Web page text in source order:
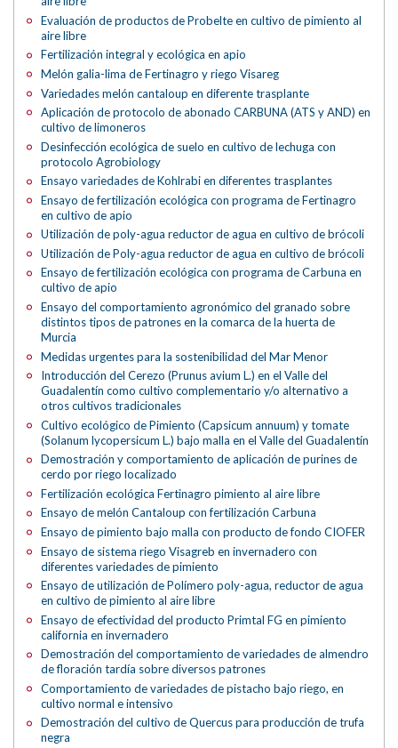
Evaluación de productos de Probelte en cultivo de pimiento al
aire libre
Fertilización integral y ecológica en apio
Melón galia-lima de Fertinagro y riego Visareg
Variedades melón cantaloup en diferente trasplante
Aplicación de protocolo de abonado CARBUNA (ATS y AND) en
cultivo de limoneros
Desinfección ecológica de suelo en cultivo de lechuga con
protocolo Agrobiology
Ensayo variedades de Kohlrabi en diferentes trasplantes
Ensayo de fertilización ecológica con programa de Fertinagro
en cultivo de apio
Utilización de poly-agua reductor de agua en cultivo de brócoli
Utilización de Poly-agua reductor de agua en cultivo de brócoli
Ensayo de fertilización ecológica con programa de Carbuna en
cultivo de apio
Ensayo del comportamiento agronómico del granado sobre
distintos tipos de patrones en la comarca de la huerta de
Murcia
Medidas urgentes para la sostenibilidad del Mar Menor
Introducción del Cerezo (Prunus avium L.) en el Valle del
Guadalentín como cultivo complementario y/o alternativo a
otros cultivos tradicionales
Cultivo ecológico de Pimiento (Capsicum annuum) y tomate
(Solanum lycopersicum L.) bajo malla en el Valle del Guadalentín
Demostración y comportamiento de aplicación de purines de
cerdo por riego localizado
Fertilización ecológica Fertinagro pimiento al aire libre
Ensayo de melón Cantaloup con fertilización Carbuna
Ensayo de pimiento bajo malla con producto de fondo CIOFER
Ensayo de sistema riego Visagreb en invernadero con
diferentes variedades de pimiento
Ensayo de utilización de Polímero poly-agua, reductor de agua
en cultivo de pimiento al aire libre
Ensayo de efectividad del producto Primtal FG en pimiento
california en invernadero
Demostración del comportamiento de variedades de almendro
de floración tardía sobre diversos patrones
Comportamiento de variedades de pistacho bajo riego, en
cultivo normal e intensivo
Demostración del cultivo de Quercus para producción de trufa
negra